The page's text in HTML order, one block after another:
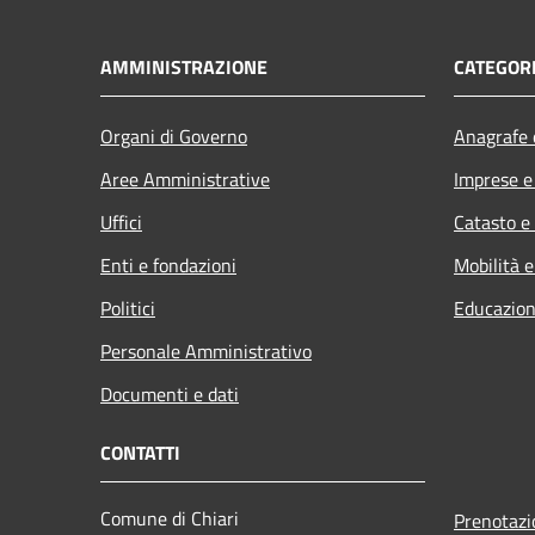
AMMINISTRAZIONE
Organi di Governo
Aree Amministrative
Uffici
Enti e fondazioni
Politici
Personale Amministrativo
Documenti e dati
Imprese
Catasto
Mobilità
CONTATTI
Comune di Chiari